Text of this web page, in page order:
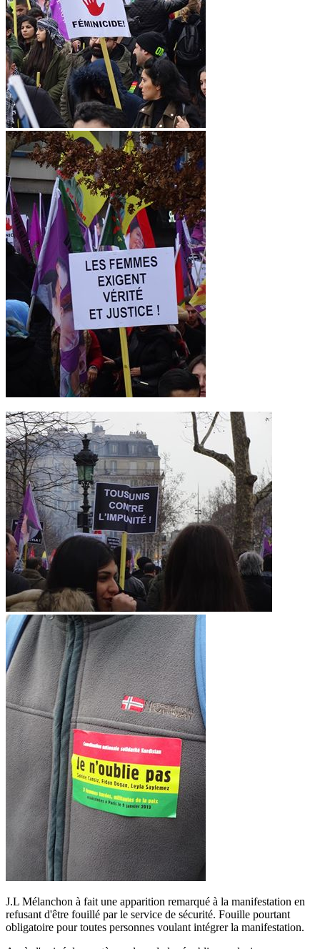
J.L Mélanchon à fait une apparition remarqué à la manifestation en
refusant d'être fouillé par le service de sécurité. Fouille pourtant
obligatoire pour toutes personnes voulant intégrer la manifestation.